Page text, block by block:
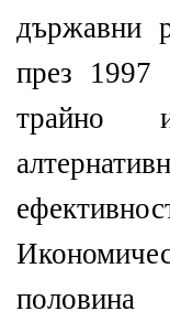
държавни
през 1997
трайно